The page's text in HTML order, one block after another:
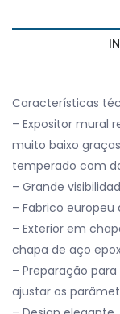
Características
– Expositor mural
muito baixo
temperado com
– Grande
– Fabrico europeu
– Exterior em
chapa de aço
– Preparação
ajustar os